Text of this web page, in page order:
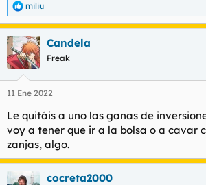
R
e
a
c
c
i
e
:
miliu
Candela
Freak
11 Ene 2022
Le quitáis a uno las ganas de
voy a tener que ir a la bolsa o a cavar
zanjas, algo.
cocreta2000